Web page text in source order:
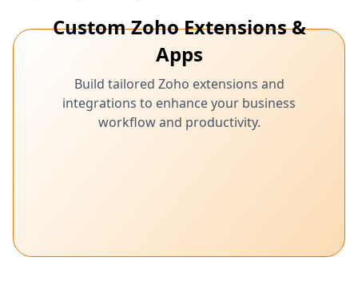
Custom Zoho Extensions &
Apps
Build tailored Zoho extensions and
integrations to enhance your business
workflow and productivity.